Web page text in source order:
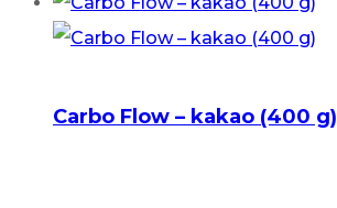
Carbo Flow – kakao (400 g)